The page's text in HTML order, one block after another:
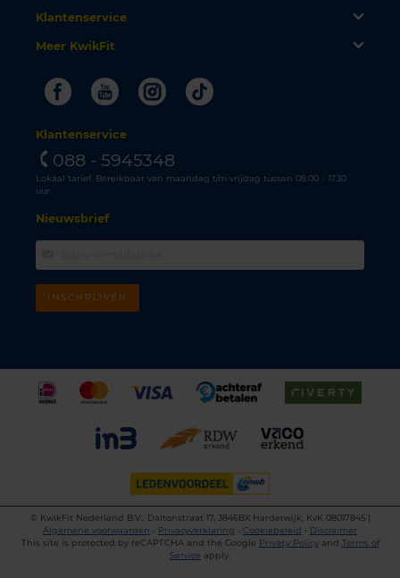
Klantenservice
Meer KwikFit
FacebookYoutubeInstagram
Tiktok
Klantenservice
088 - 5945348
Lokaal tarief. Bereikbaar van maandag t/m vrijdag tussen 08.00 - 17.30
uur.
Nieuwsbrief
INSCHRIJVEN
©
KwikFit Nederland B.V., Daltonstraat 17, 3846BX Harderwijk, KvK 08017845 |
Algemene voorwaarden • Privacyverklaring • Cookiebeleid • Disclaimer
This site is protected by reCAPTCHA and the Google Privacy Policyand Terms of
Service apply.